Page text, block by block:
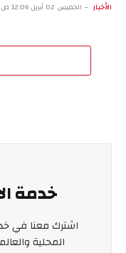
الأخبار الخميس 02 أبريل 12:06 ص
خدمة
اشترك معنا في
المحلية